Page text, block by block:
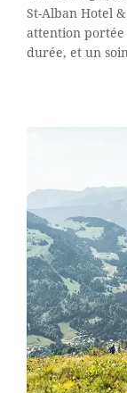
St-Alban Hotel
attention portée
durée, et un